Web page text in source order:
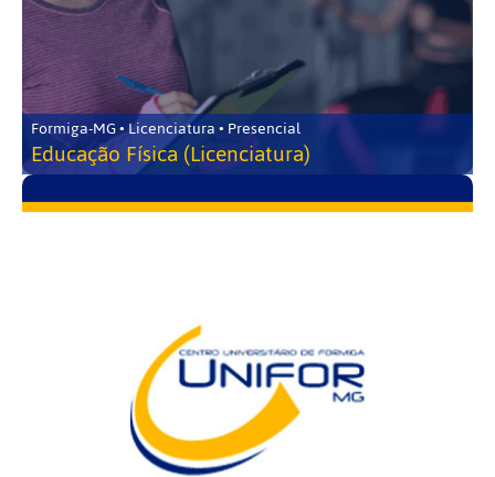
Formiga-MG • Licenciatura • Presencial
Educação Física (Licenciatura)